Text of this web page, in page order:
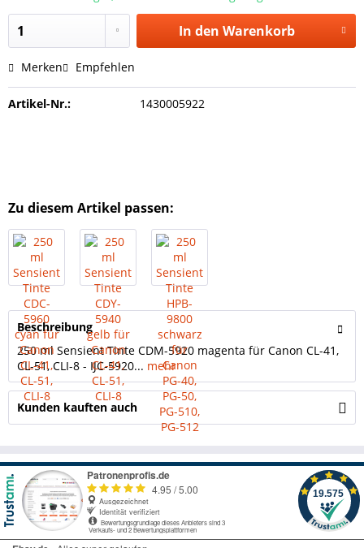
In den Warenkorb
Merken Empfehlen
Artikel-Nr.: 1430005922
Zu diesem Artikel passen:
Beschreibung
250 ml Sensient Tinte CDM-5920 magenta für Canon CL-41,
CL-51, CLI-8 - IJC-5920... mehr
Kunden kauften auch